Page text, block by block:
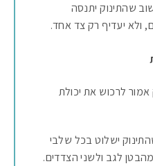
שהתינוק יתנסה
ולא יעדיף רק צד אחד.
אמור לרכוש את יכולת
ישלוט בכל שלבי
לגב ולשני הצדדים.